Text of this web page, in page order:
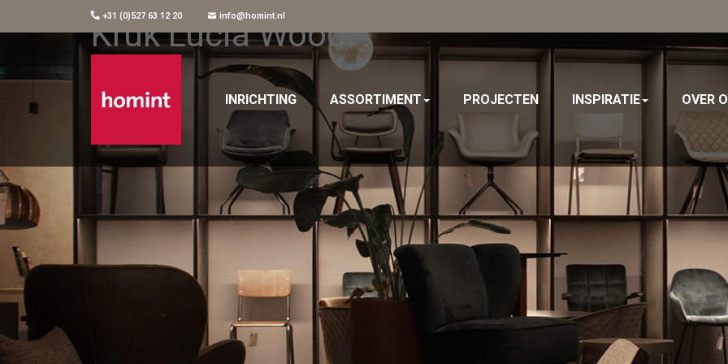
+31 (0)527 63 12 20 info@homint.nl
INRICHTING ASSORTIMENT PROJECTEN INSPIRATIE OVER
Kruk Lucia Wood.